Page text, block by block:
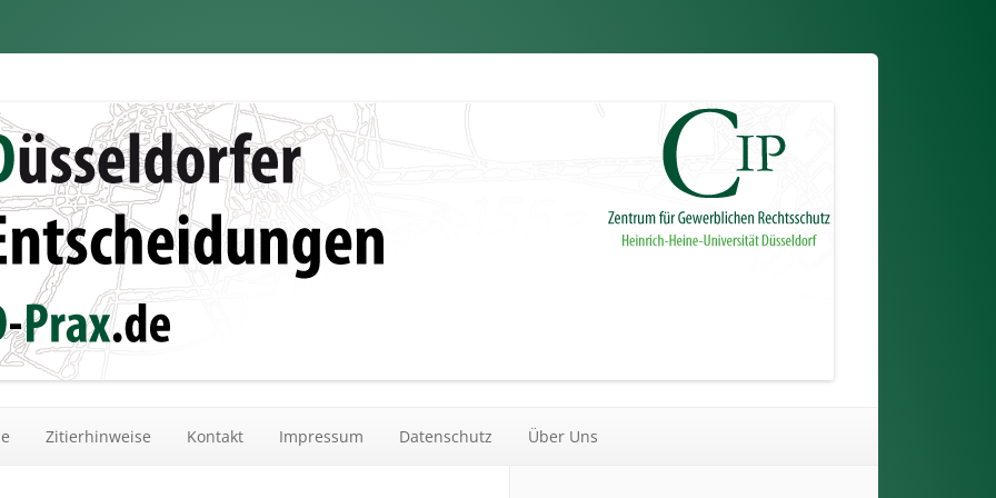
Zitierhinweise Kontakt Impressum Datenschutz Über Uns